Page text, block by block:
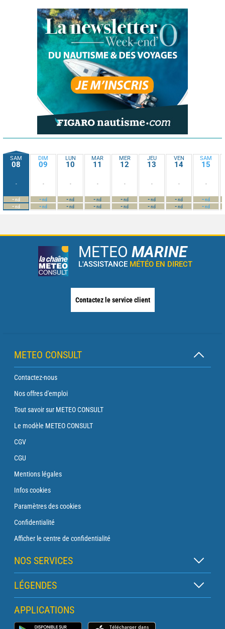
SAM
08
-
-nd
-nd
DIM
09
-
-nd
-nd
LUN
10
-
-nd
-nd
MAR
11
-
-nd
-nd
MER
12
-
-nd
-nd
JEU
13
-
-nd
-nd
VEN
14
-
-nd
-nd
SAM
15
-
-nd
-nd
METEO MARINE
L'ASSISTANCE MÉTÉO EN DIRECT
Contactez le service client
METEO CONSULT
Contactez-nous
Nos offres d'emploi
Tout savoir sur METEO CONSULT
Le modèle METEO CONSULT
CGV
CGU
Mentions légales
Infos cookies
Paramètres des cookies
Confidentialité
Afficher le centre de confidentialité
NOS SERVICES
Abonnement Zen
Abonnement Balise
Abonnement Traversée
LÉGENDES
Légende des cartes
Légende des pictogrammes
APPLICATIONS